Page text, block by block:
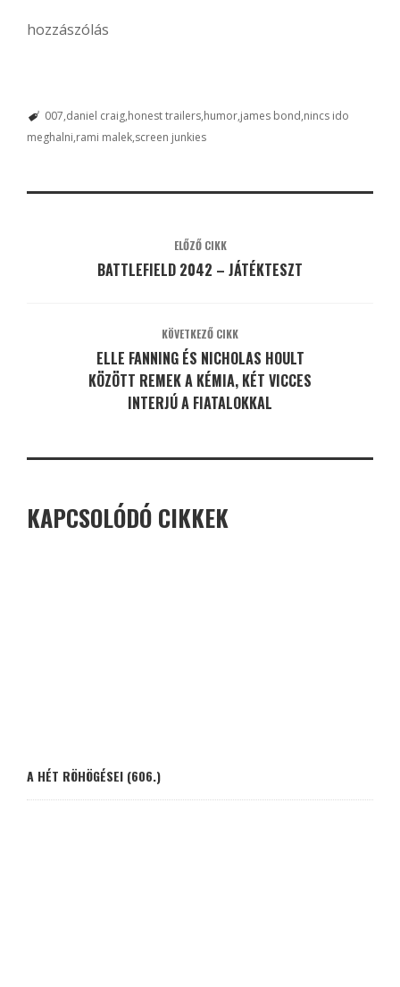
hozzászólás
007 daniel craig honest trailers humor james bond nincs ido
meghalni rami malek screen junkies
ELŐZŐ CIKK
BATTLEFIELD 2042 – JÁTÉKTESZT
KÖVETKEZŐ CIKK
ELLE FANNING ÉS NICHOLAS HOULT
KÖZÖTT REMEK A KÉMIA, KÉT VICCES
INTERJÚ A FIATALOKKAL
KAPCSOLÓDÓ CIKKEK
A HÉT RÖHÖGÉSEI (606.)